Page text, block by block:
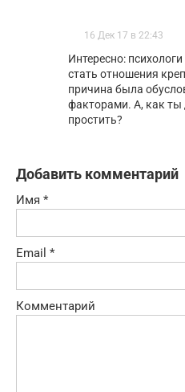
16 Дек 17 в 22:43
Интересно:
стать отношения
причина была
факторами. А, как
простить?
Добавить комментарий
Имя *
Email *
Комментарий